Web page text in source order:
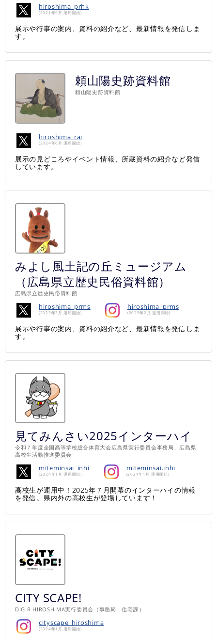
hiroshima_prhk
(2021年9月 運用開始)
展示や行事の案内、資料の紹介など、最新情報を発信しま
す。
頼山陽史跡資料館
頼山陽史跡資料館
hiroshima_rai
(2024年6月 運用開始)
展示の見どころやイベント情報、所蔵資料の紹介など発信
しています。
みよし風土記の丘ミュージアム
（広島県立歴史民俗資料館）
広島県立歴史民俗資料館
hiroshima_prms
(2023年3月 運用開始)
hiroshima_prms
(2025年2月 運用開始)
展示や行事の案内、資料の紹介など、最新情報を発信しま
す。
見てみんさい2025インターハイ
令和７年度全国高等学校総合体育大会広島県実行委員会事務局、広島県
高校生活動推進委員会
miteminsai_inhi
(2024年1月 運用開始)
miteminsai.inhi
(2024年1月 運用開始)
高校生が運用中！2025年７月開幕のインターハイの情報
を発信。県内外の高校生が登場しています！
CITY SCAPE!
DIG:R HIROSHIMA実行委員会（事務局：住宅課）
cityscape_hiroshima
(2024年1月 運用開始)